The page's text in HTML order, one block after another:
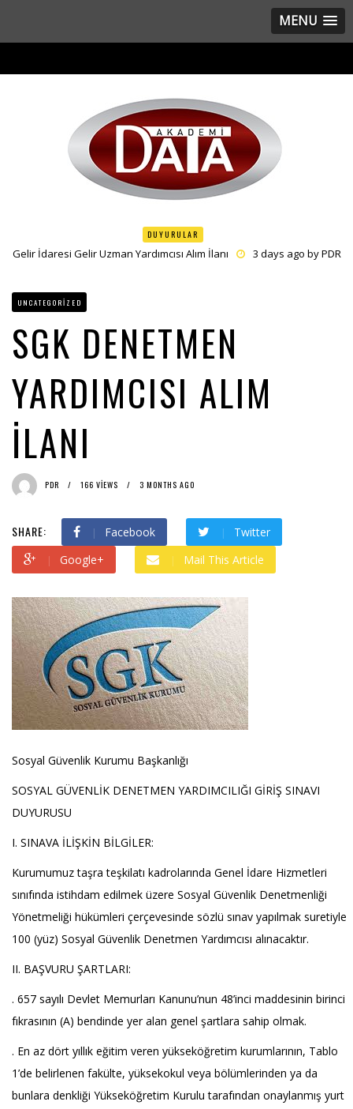
MENU
DUYURULAR
Gelir İdaresi Gelir Uzman Yardımcısı Alım İlanı 3 days ago byPDR
Önlisans – Lise Geometri ve Sözel Mantık Grupları Açılmıştı
weeks ago by
PDR
Merkezi Finans ve İhale Birimi Uzman Alım İlanı
UNCATEGORIZED
SGK DENETMEN
YARDIMCISI ALIM
İLANI
PDR 166 VIEWS 3 MONTHS AGO
SHARE: Facebook
Twitter
Google+
Mail This Article
Sosyal Güvenlik Kurumu Başkanlığı
SOSYAL GÜVENLİK DENETMEN YARDIMCILIĞI GİRİŞ SINAVI
DUYURUSU
I. SINAVA İLİŞKİN BİLGİLER:
Kurumumuz taşra teşkilatı kadrolarında Genel İdare Hizmetleri
sınıfında istihdam edilmek üzere Sosyal Güvenlik Denetmenliği
Yönetmeliği hükümleri çerçevesinde sözlü sınav yapılmak suretiyle
100 (yüz) Sosyal Güvenlik Denetmen Yardımcısı alınacaktır.
II. BAŞVURU ŞARTLARI:
. 657 sayılı Devlet Memurları Kanunu’nun 48’inci maddesinin birinci
fıkrasının (A) bendinde yer alan genel şartlara sahip olmak.
. En az dört yıllık eğitim veren yükseköğretim kurumlarının, Tablo
1’de belirlenen fakülte, yüksekokul veya bölümlerinden ya da
bunlara denkliği Yükseköğretim Kurulu tarafından onaylanmış yurt